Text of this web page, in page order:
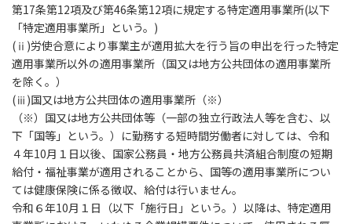
第17条第12項及び第46条第12項に規定する特定適用事業所(以下
「特定適用事業所」という。)
(ⅱ)労使合意により事業主が適用拡大を行う旨の申出を行った特定
適用事業所以外の適用事業所（国又は地方公共団体の適用事業所
を除く。）
(ⅲ)国又は地方公共団体の適用事業所（※）
（※）国又は地方公共団体等（一部の独立行政法人等を含む、以
下「国等」という。）に勤務する短時間労働者に対しては、令和
４年10月１日以後、国家公務員・地方公務員共済組合制度の短期
給付・福祉事業が適用されることから、国等の適用事業所につい
ては健康保険に係る徴収、給付は行いません。
令和６年10月１日（以下「施行日」という。）以降は、特定適用